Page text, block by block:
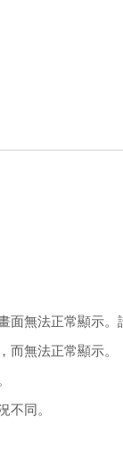
無法正常顯示。
無法正常顯示。
同。